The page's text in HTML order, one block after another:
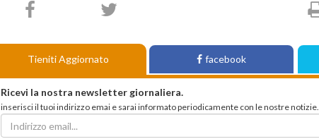
Tieniti Aggiornato facebook
Ricevi la nostra newsletter giornaliera.
inserisci il tuoi indirizzo emai e sarai informato periodicamente con le nostre notizie.